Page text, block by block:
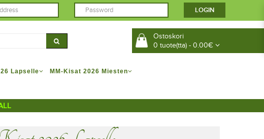
Ostoskori
0 tuote(tta) - 0.00€
Lapselle MM-Kisat 2026 Miesten